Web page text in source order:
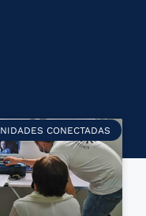
CONECTADAS